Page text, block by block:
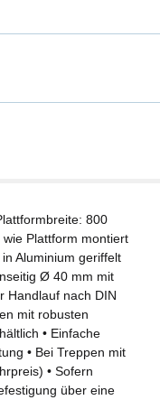
800
Plattform montiert
Aluminium geriffelt
Ø 40 mm mit
Handlauf nach DIN
mit robusten
• Einfache
• Bei Treppen mit
• Sofern
über eine